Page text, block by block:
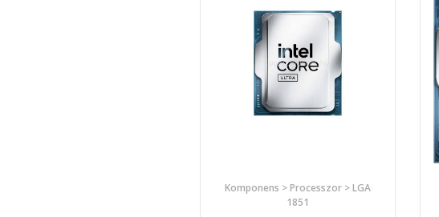
Komponens > Processzor > LGA
1851